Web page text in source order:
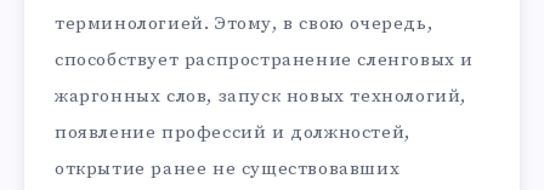
терминологией. Этому, в свою очередь,
способствует распространение сленговых и
жаргонных слов, запуск новых технологий,
появление профессий и должностей,
открытие ранее не существовавших